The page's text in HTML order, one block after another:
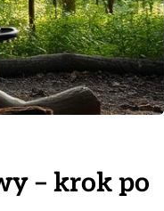
– krok po